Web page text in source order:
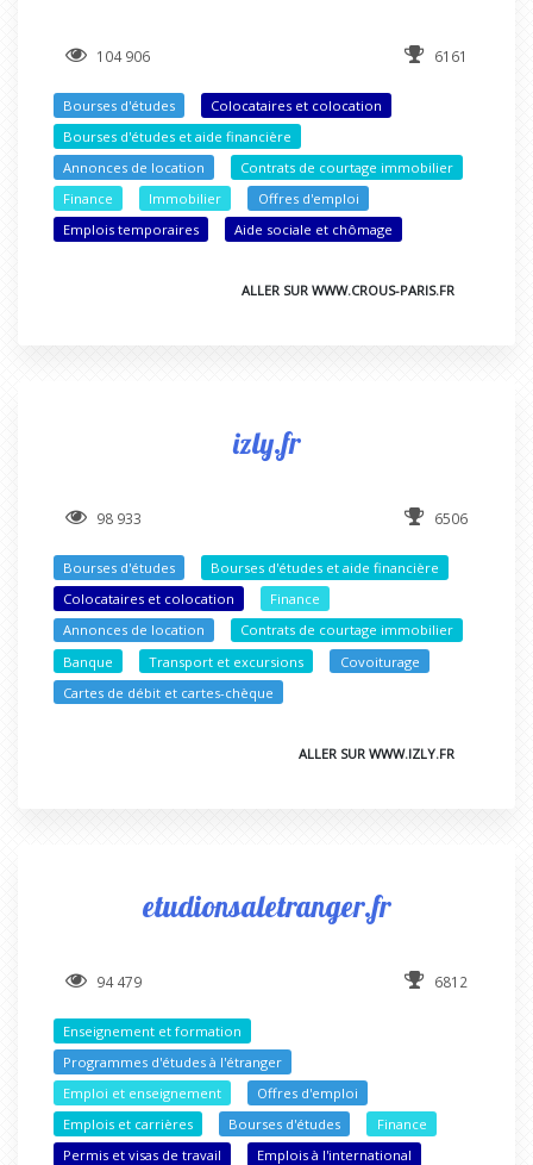
104 906 6161
Bourses d'études
Colocataires et colocation
Bourses d'études et aide financière
Annonces de location
Contrats de courtage immobilier
Finance
Immobilier
Offres d'emploi
Emplois temporaires
Aide sociale et chômage
ALLER SUR WWW.CROUS-PARIS.FR
izly.fr
98 933 6506
Bourses d'études
Bourses d'études et aide financière
Colocataires et colocation
Finance
Annonces de location
Contrats de courtage immobilier
Banque
Transport et excursions
Covoiturage
Cartes de débit et cartes-chèque
ALLER SUR WWW.IZLY.FR
etudionsaletranger.fr
94 479 6812
Enseignement et formation
Programmes d'études à l'étranger
Emploi et enseignement
Offres d'emploi
Emplois et carrières
Bourses d'études
Finance
Permis et visas de travail
Emplois à l'international